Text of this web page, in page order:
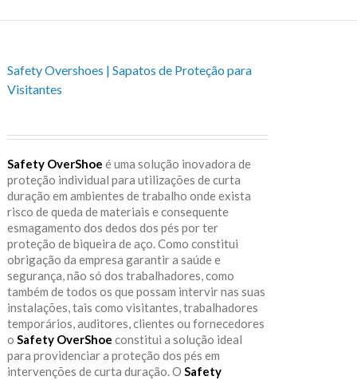
Safety Overshoes | Sapatos de Proteção para
Visitantes
Safety OverShoe é uma solução inovadora de
proteção individual para utilizações de curta
duração em ambientes de trabalho onde exista
risco de queda de materiais e consequente
esmagamento dos dedos dos pés por ter
proteção de biqueira de aço. Como constitui
obrigação da empresa garantir a saúde e
segurança, não só dos trabalhadores, como
também de todos os que possam intervir nas suas
instalações, tais como visitantes, trabalhadores
temporários, auditores, clientes ou fornecedores
o Safety OverShoe constitui a solução ideal
para providenciar a proteção dos pés em
intervenções de curta duração. O Safety